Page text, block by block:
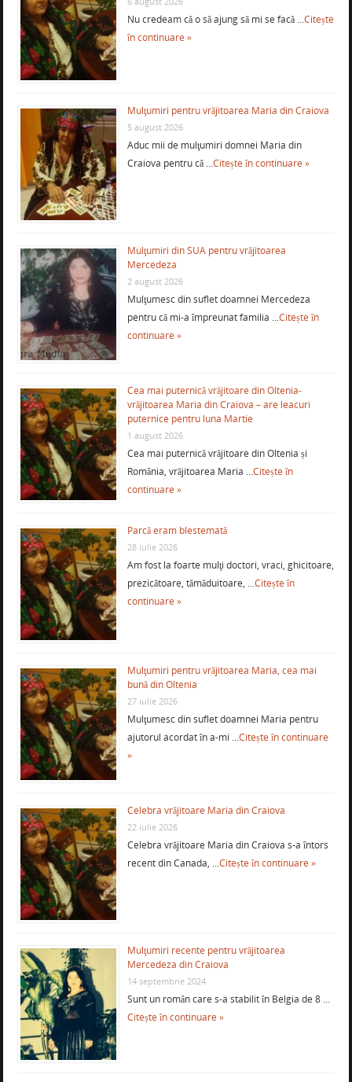
Nu credeam că o să ajung să mi se facă …Citește
în continuare »
Mulţumiri pentru vrăjitoarea Maria din Craiova
5 august 2026
Aduc mii de mulţumiri domnei Maria din
Craiova pentru că …Citește în continuare »
Mulţumiri din SUA pentru vrăjitoarea
Mercedeza
2 august 2026
Mulţumesc din suflet doamnei Mercedeza
pentru că mi-a împreunat familia …Citește în
continuare »
Cea mai puternică vrăjitoare din Oltenia-
vrăjitoarea Maria din Craiova – are leacuri
puternice pentru luna Martie
1 august 2026
Cea mai puternică vrăjitoare din Oltenia și
România, vrăjitoarea Maria …Citește în
continuare »
Parcă eram blestemată
28 iulie 2026
Am fost la foarte mulţi doctori, vraci, ghicitoare,
prezicătoare, tămăduitoare, …Citește în
continuare »
Mulţumiri pentru vrăjitoarea Maria, cea mai
bună din Oltenia
27 iulie 2026
Mulţumesc din suflet doamnei Maria pentru
ajutorul acordat în a-mi …Citește în continuare
»
Celebra vrăjitoare Maria din Craiova
22 iulie 2026
Celebra vrăjitoare Maria din Craiova s-a întors
recent din Canada, …Citește în continuare »
Mulţumiri recente pentru vrăjitoarea
Mercedeza din Craiova
14 septembrie 2024
Sunt un român care s-a stabilit în Belgia de 8 …
Citește în continuare »